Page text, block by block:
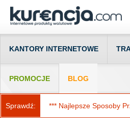
KANTORY INTERNETOWE
PROMOCJE BLOG
Sprawdź: *** Najlepsze Sposoby